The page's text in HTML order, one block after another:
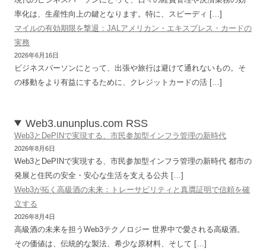
率化は、生産性向上の鍵となります。特に、スピーディ […]
マイルの有効期限を撃退：JALアメリカン・エキスプレス・カードの
実務
2026年6月16日
ビジネスパーソンにとって、出張や旅行は避けて通れないもの。そ
の移動をより有益にするために、クレジットカードの活 […]
Web3.ununplus.com RSS
Web3とDePINで実現する、市民参加型インフラ管理の新時代
2026年8月6日
Web3とDePINで実現する、市民参加型インフラ管理の新時代 都市の
発展と住民の安全・安心な生活を支える公共 […]
Web3が拓く高級酒の未来：トレーサビリティと真贋証明で信頼を確
立する
2026年8月4日
高級酒の未来を担うWeb3テクノロジー 世界中で愛される高級酒。
その価値は、伝統的な製法、希少な原材料、そして […]